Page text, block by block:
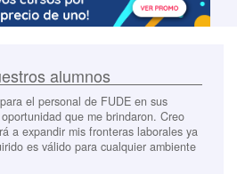
alumnos
el personal de FUDE en sus
que me brindaron. Creo
a expandir mis fronteras laborales ya
es válido para cualquier ambiente